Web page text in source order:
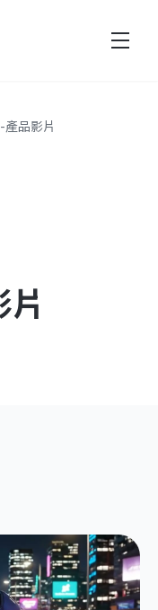
品影片